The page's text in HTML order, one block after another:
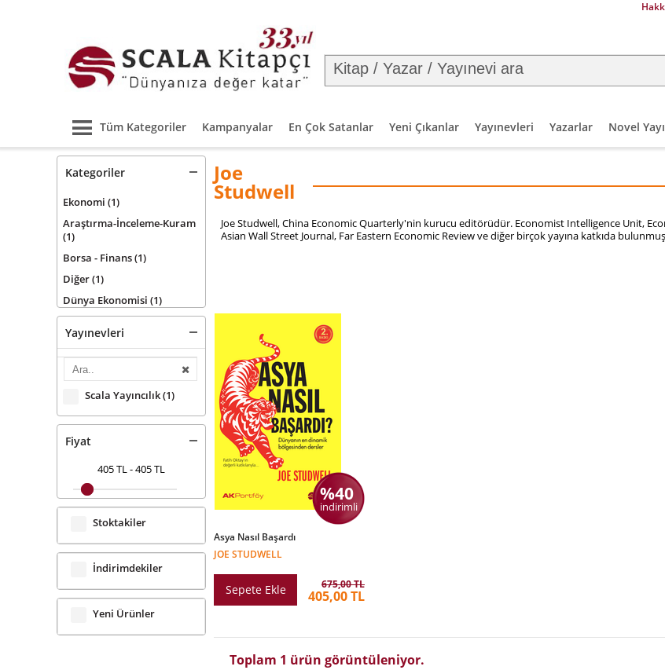
Tüm Kategoriler Kampanyalar En Çok Satanlar Yeni Çıkanlar Yayınevleri Yazarlar Novel
Kategoriler
Ekonomi (1)
Araştırma-İnceleme-Kuram
(1)
Borsa - Finans(1)
Diğer(1)
Dünya Ekonomisi (1)
Yayınevleri
Scala Yayıncılık(1)
Fiyat
405 TL-405 TL
Stoktakiler
İndirimdekiler
Yeni Ürünler
Joe
Studwell
Joe Studwell, China Economic Quarterly'nin kurucu editörüdür. Economist Intelligence Unit,
Asian Wall Street Journal, Far Eastern Economic Review ve diğer birçok yayına katkıda
%40
indirimli
Asya Nasıl Başardı
JOE STUDWELL
Sepete Ekle 675,00 TL
405,00 TL
Toplam 1 ürün görüntüleniyor.